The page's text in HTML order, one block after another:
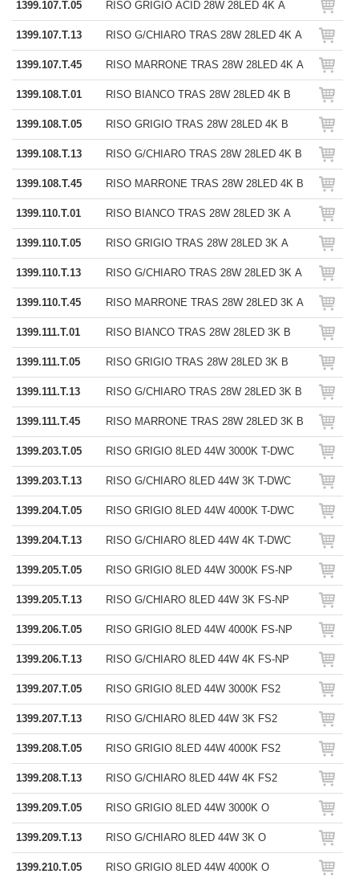
1399.107.T.05 RISO GRIGIO ACID 28W 28LED 4K A
1399.107.T.13 RISO G/CHIARO TRAS 28W 28LED 4K A
1399.107.T.45 RISO MARRONE TRAS 28W 28LED 4K A
1399.108.T.01 RISO BIANCO TRAS 28W 28LED 4K B
1399.108.T.05 RISO GRIGIO TRAS 28W 28LED 4K B
1399.108.T.13 RISO G/CHIARO TRAS 28W 28LED 4K B
1399.108.T.45 RISO MARRONE TRAS 28W 28LED 4K B
1399.110.T.01 RISO BIANCO TRAS 28W 28LED 3K A
1399.110.T.05 RISO GRIGIO TRAS 28W 28LED 3K A
1399.110.T.13 RISO G/CHIARO TRAS 28W 28LED 3K A
1399.110.T.45 RISO MARRONE TRAS 28W 28LED 3K A
1399.111.T.01 RISO BIANCO TRAS 28W 28LED 3K B
1399.111.T.05 RISO GRIGIO TRAS 28W 28LED 3K B
1399.111.T.13 RISO G/CHIARO TRAS 28W 28LED 3K B
1399.111.T.45 RISO MARRONE TRAS 28W 28LED 3K B
1399.203.T.05 RISO GRIGIO 8LED 44W 3000K T-DWC
1399.203.T.13 RISO G/CHIARO 8LED 44W 3K T-DWC
1399.204.T.05 RISO GRIGIO 8LED 44W 4000K T-DWC
1399.204.T.13 RISO G/CHIARO 8LED 44W 4K T-DWC
1399.205.T.05 RISO GRIGIO 8LED 44W 3000K FS-NP
1399.205.T.13 RISO G/CHIARO 8LED 44W 3K FS-NP
1399.206.T.05 RISO GRIGIO 8LED 44W 4000K FS-NP
1399.206.T.13 RISO G/CHIARO 8LED 44W 4K FS-NP
1399.207.T.05 RISO GRIGIO 8LED 44W 3000K FS2
1399.207.T.13 RISO G/CHIARO 8LED 44W 3K FS2
1399.208.T.05 RISO GRIGIO 8LED 44W 4000K FS2
1399.208.T.13 RISO G/CHIARO 8LED 44W 4K FS2
1399.209.T.05 RISO GRIGIO 8LED 44W 3000K O
1399.209.T.13 RISO G/CHIARO 8LED 44W 3K O
1399.210.T.05 RISO GRIGIO 8LED 44W 4000K O